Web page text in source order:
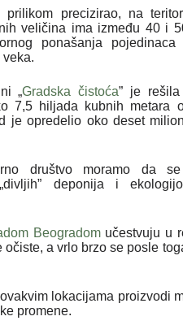
precizirao, na
veličina ima između 40 i
ponašanja pojedinaca
„Gradska čistoća” je rešila
7,5 hiljada kubnih metara
je opredelio oko deset
društvo moramo da
deponija i
Beogradomučestvuju u
a vrlo brzo se posle
lokacijama proizvodi
promene.